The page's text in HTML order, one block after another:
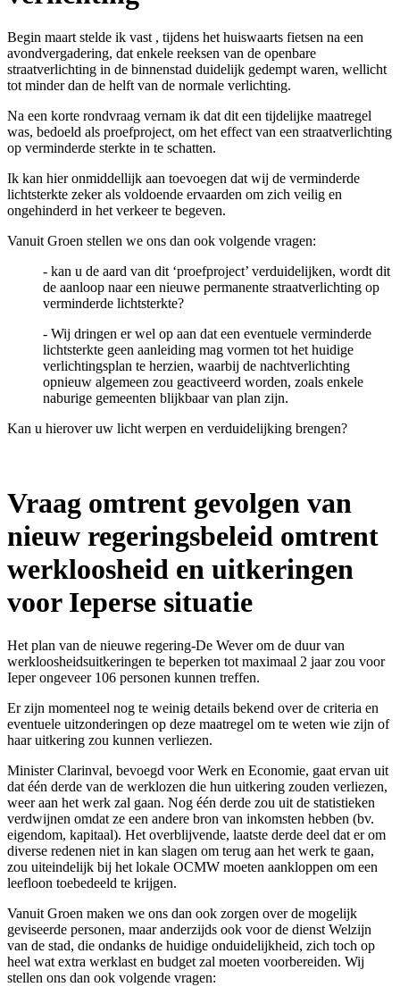
Begin maart stelde ik vast , tijdens het huiswaarts fietsen na een
avondvergadering, dat enkele reeksen van de openbare
straatverlichting in de binnenstad duidelijk gedempt waren, wellicht
tot minder dan de helft van de normale verlichting.
Na een korte rondvraag vernam ik dat dit een tijdelijke maatregel
was, bedoeld als proefproject, om het effect van een straatverlichting
op verminderde sterkte in te schatten.
Ik kan hier onmiddellijk aan toevoegen dat wij de verminderde
lichtsterkte zeker als voldoende ervaarden om zich veilig en
ongehinderd in het verkeer te begeven.
Vanuit Groen stellen we ons dan ook volgende vragen:
- kan u de aard van dit ‘proefproject’ verduidelijken, wordt dit
de aanloop naar een nieuwe permanente straatverlichting op
verminderde lichtsterkte?
- Wij dringen er wel op aan dat een eventuele verminderde
lichtsterkte geen aanleiding mag vormen tot het huidige
verlichtingsplan te herzien, waarbij de nachtverlichting
opnieuw algemeen zou geactiveerd worden, zoals enkele
naburige gemeenten blijkbaar van plan zijn.
Kan u hierover uw licht werpen en verduidelijking brengen?
Vraag omtrent gevolgen van
nieuw regeringsbeleid omtrent
werkloosheid en uitkeringen
voor Ieperse situatie
Het plan van de nieuwe regering-De Wever om de duur van
werkloosheidsuitkeringen te beperken tot maximaal 2 jaar zou voor
Ieper ongeveer 106 personen kunnen treffen.
Er zijn momenteel nog te weinig details bekend over de criteria en
eventuele uitzonderingen op deze maatregel om te weten wie zijn of
haar uitkering zou kunnen verliezen.
Minister Clarinval, bevoegd voor Werk en Economie, gaat ervan uit
dat één derde van de werklozen die hun uitkering zouden verliezen,
weer aan het werk zal gaan. Nog één derde zou uit de statistieken
verdwijnen omdat ze een andere bron van inkomsten hebben (bv.
eigendom, kapitaal). Het overblijvende, laatste derde deel dat er om
diverse redenen niet in kan slagen om terug aan het werk te gaan,
zou uiteindelijk bij het lokale OCMW moeten aankloppen om een
leefloon toebedeeld te krijgen.
Vanuit Groen maken we ons dan ook zorgen over de mogelijk
geviseerde personen, maar anderzijds ook voor de dienst Welzijn
van de stad, die ondanks de huidige onduidelijkheid, zich toch op
heel wat extra werklast en budget zal moeten voorbereiden. Wij
stellen ons dan ook volgende vragen: